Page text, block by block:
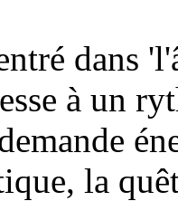
dans
à un
la